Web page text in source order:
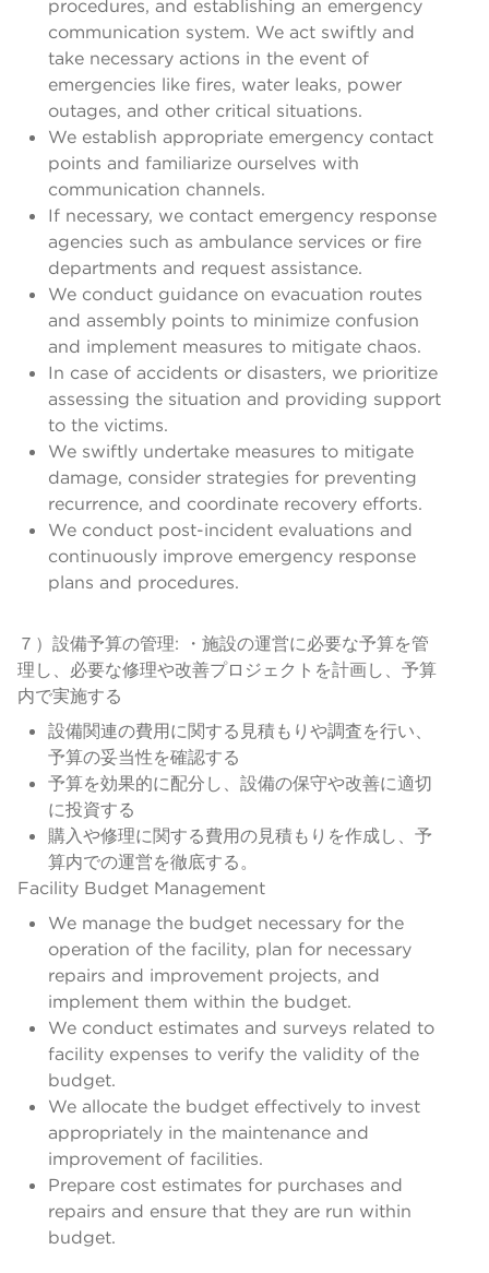
procedures, and establishing an emergency
communication system. We act swiftly and
take necessary actions in the event of
emergencies like fires, water leaks, power
outages, and other critical situations.
We establish appropriate emergency contact
points and familiarize ourselves with
communication channels.
If necessary, we contact emergency response
agencies such as ambulance services or fire
departments and request assistance.
We conduct guidance on evacuation routes
and assembly points to minimize confusion
and implement measures to mitigate chaos.
In case of accidents or disasters, we prioritize
assessing the situation and providing support
to the victims.
We swiftly undertake measures to mitigate
damage, consider strategies for preventing
recurrence, and coordinate recovery efforts.
We conduct post-incident evaluations and
continuously improve emergency response
plans and procedures.
７）設備予算の管理: ・施設の運営に必要な予算を管
理し、必要な修理や改善プロジェクトを計画し、予算
内で実施する
設備関連の費用に関する見積もりや調査を行い、
予算の妥当性を確認する
予算を効果的に配分し、設備の保守や改善に適切
に投資する
購入や修理に関する費用の見積もりを作成し、予
算内での運営を徹底する。
Facility Budget Management
We manage the budget necessary for the
operation of the facility, plan for necessary
repairs and improvement projects, and
implement them within the budget.
We conduct estimates and surveys related to
facility expenses to verify the validity of the
budget.
We allocate the budget effectively to invest
appropriately in the maintenance and
improvement of facilities.
Prepare cost estimates for purchases and
repairs and ensure that they are run within
budget.